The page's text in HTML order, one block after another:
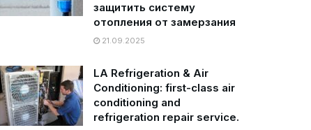
защитить систему
отопления от замерзания
21.09.2025
LA Refrigeration & Air
Conditioning: first-class air
conditioning and
refrigeration repair service.